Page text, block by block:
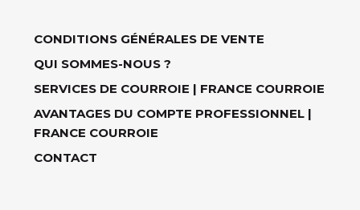
CONDITIONS GÉNÉRALES DE VENTE
QUI SOMMES-NOUS ?
SERVICES DE COURROIE | FRANCE COURROIE
AVANTAGES DU COMPTE PROFESSIONNEL |
FRANCE COURROIE
CONTACT